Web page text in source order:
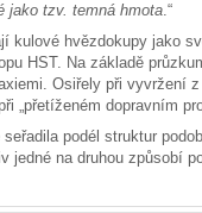
jako tzv. temná hmota.“
kulové hvězdokupy jako
HST. Na základě
Osiřely při vyvržení
„přetíženém dopravním
podél struktur
jedné na druhou způsobí